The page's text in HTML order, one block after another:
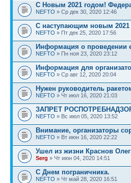
С Новым 2021 годом!
NEFTO » Ср дек 30, 2020 12:46
С наступающим новым 2021
NEFTO » Пт дек 25, 2020 17:56
Информация о проведении
NEFTO » Пн ноя 23, 2020 23:12
Информация для
NEFTO » Ср авг 12, 2020 20:04
Нужен руководитель
NEFTO » Чт июл 16, 2020 21:03
ЗАПРЕТ
NEFTO » Вс июл 05, 2020 13:52
Внимание, организаторы
NEFTO » Вт июн 16, 2020 22:22
Ушел из жизни Краснов
Serg » Чт июн 04, 2020 14:51
С Днем пограничника.
NEFTO » Чт май 28, 2020 16:51